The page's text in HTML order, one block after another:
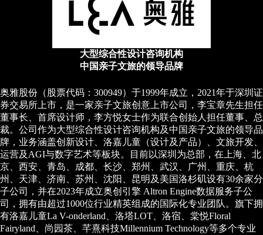
大型综合性设计咨询机构
中国亲子文旅的领导品牌
奥雅股份（股票代码：300949）于1999年成立，2021年于深圳证
券交易所上市，是一家亲子文旅创意上市公司，李宝章先生担任
董事长、首席设计师，李方悦女士作为联合创始人担任董事、总
裁。公司作为大型综合性设计咨询机构及中国亲子文旅的领导品
牌，业务涵盖创新设计、洛嘉儿童（设计及产品）、文旅开发、
运营及AGI与数字艺术等板块。目前以深圳为总部，在上海、北
京、西安、青岛、成都、长沙、郑州、武汉、广州、重庆、杭
州、天津、济南、苏州、沈阳、昆明及美国洛杉矶设有30余家分
子公司，并在2023年成立奥创引擎 Altron Engine数据服务子公
司，拥有由超过1000位行业精英组成的国际化专业团队。旗下拥
有洛嘉儿童La V-onderland、洛塔LOT、洛宿、棠悦Floral
Fairyland、尚园茶、芊熹科技Millennium Technology等多个专业